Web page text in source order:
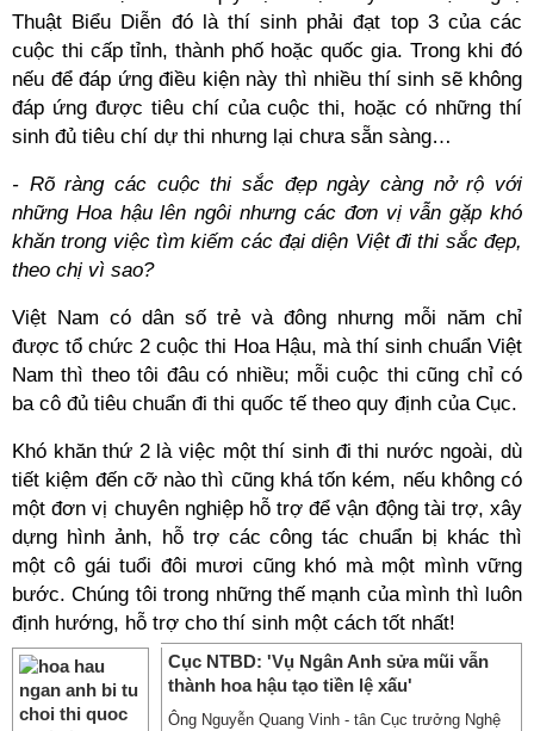
Thuật Biểu Diễn đó là thí sinh phải đạt top 3 của các
cuộc thi cấp tỉnh, thành phố hoặc quốc gia. Trong khi đó
nếu để đáp ứng điều kiện này thì nhiều thí sinh sẽ không
đáp ứng được tiêu chí của cuộc thi, hoặc có những thí
sinh đủ tiêu chí dự thi nhưng lại chưa sẵn sàng…
- Rõ ràng các cuộc thi sắc đẹp ngày càng nở rộ với
những Hoa hậu lên ngôi nhưng các đơn vị vẫn gặp khó
khăn trong việc tìm kiếm các đại diện Việt đi thi sắc đẹp,
theo chị vì sao?
Việt Nam có dân số trẻ và đông nhưng mỗi năm chỉ
được tổ chức 2 cuộc thi Hoa Hậu, mà thí sinh chuẩn Việt
Nam thì theo tôi đâu có nhiều; mỗi cuộc thi cũng chỉ có
ba cô đủ tiêu chuẩn đi thi quốc tế theo quy định của Cục.
Khó khăn thứ 2 là việc một thí sinh đi thi nước ngoài, dù
tiết kiệm đến cỡ nào thì cũng khá tốn kém, nếu không có
một đơn vị chuyên nghiệp hỗ trợ để vận động tài trợ, xây
dựng hình ảnh, hỗ trợ các công tác chuẩn bị khác thì
một cô gái tuổi đôi mươi cũng khó mà một mình vững
bước. Chúng tôi trong những thế mạnh của mình thì luôn
định hướng, hỗ trợ cho thí sinh một cách tốt nhất!
Cục NTBD: 'Vụ Ngân Anh sửa mũi vẫn
thành hoa hậu tạo tiền lệ xấu'
Ông Nguyễn Quang Vinh - tân Cục trưởng Nghệ